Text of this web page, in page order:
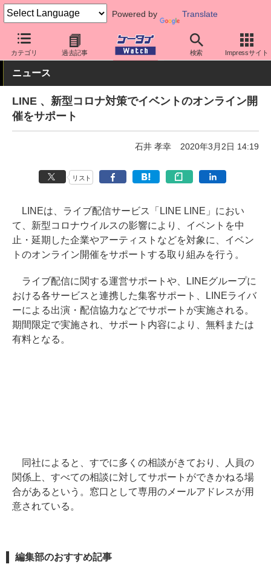
Powered by Translate
カテゴリ 過去記事 検索 Impressサイト
ケータイ Watch 業界動向 企業動向
ニュース
LINE 、新型コロナ対策でイベントのオンライン開
催をサポート
石井 孝幸 2020年3月2日 14:19
リスト
LINEは、ライブ配信サービス「LINE LINE」におい
て、新型コロナウイルスの影響により、イベントを中
止・延期した企業やアーティストなどを対象に、イベン
トのオンライン開催をサポートする取り組みを行う。
ライブ配信に関する運営サポートや、LINEグループに
おける各サービスと連携した集客サポート、LINEライバ
ーによる出演・配信協力などでサポートが実施される。
期間限定で実施され、サポート内容により、無料または
有料となる。
同社によると、すでに多くの相談がきており、人員の
関係上、すべての相談に対してサポートができかねる場
合があるという。窓口として専用のメールアドレスが用
意されている。
編集部のおすすめ記事